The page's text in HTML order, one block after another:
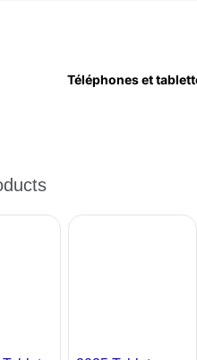
Téléphones et